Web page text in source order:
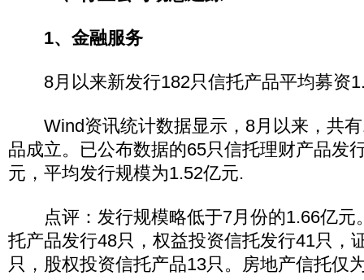
1、金融服务
8月以来新发行182只信托产品平均募资
Wind资讯统计数据显示，8月以来，共有
品成立。已公布数据的65只信托理财产品发
元，平均发行规模为1.52亿元.
点评：发行规模略低于7月份的1.66亿元
托产品发行48只，权益投资信托发行41只，
只，股权投资信托产品13只。房地产信托仅